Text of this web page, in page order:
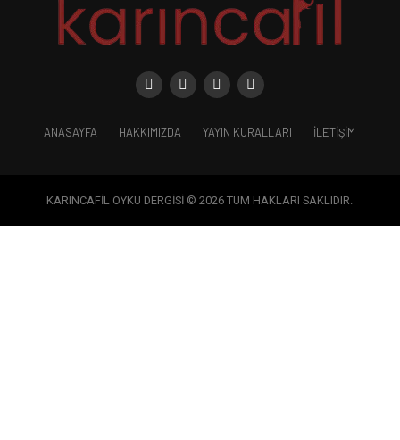
ANASAYFA HAKKIMIZDA YAYIN KURALLARI İLETIŞIM
KARINCAFİL ÖYKÜ DERGİSİ © 2026 TÜM HAKLARI SAKLIDIR.